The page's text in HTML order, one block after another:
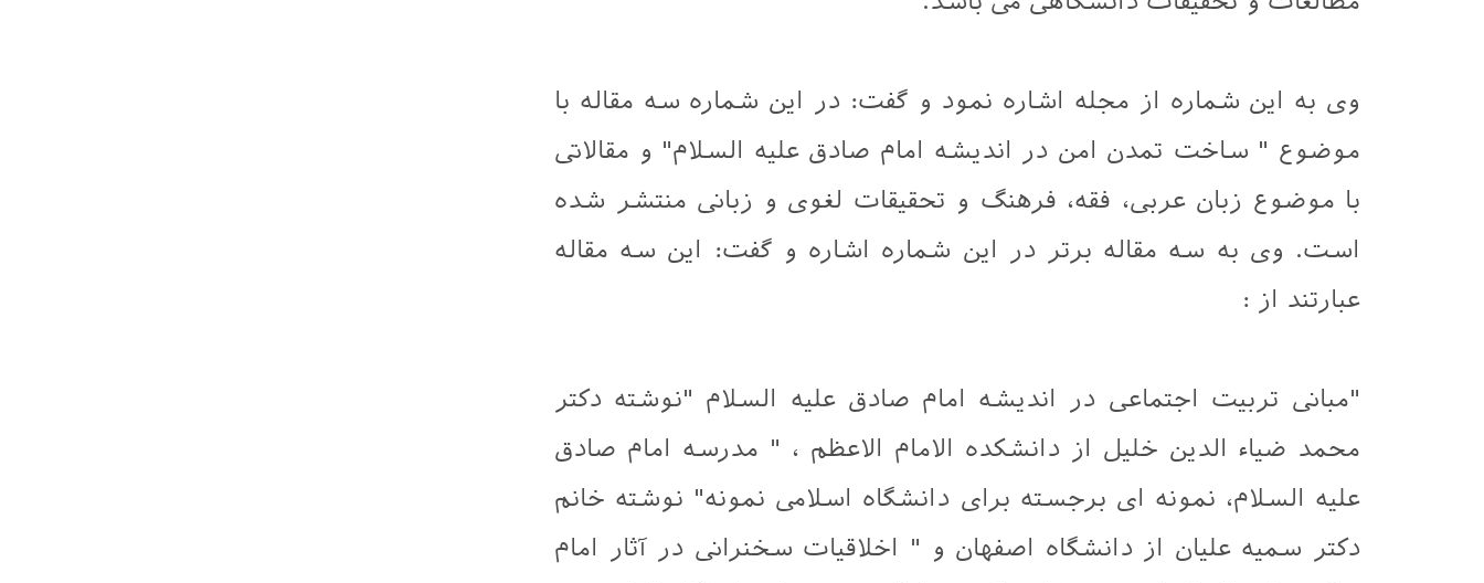
وی به این شماره از مجله اشاره نمود و گفت: در این شماره سه مقاله با
موضوع " ساخت تمدن امن در اندیشه امام صادق علیه السلام" و مقالاتی
با موضوع زبان عربی، فقه، فرهنگ و تحقیقات لغوی و زبانی منتشر شده
است. وی به سه مقاله برتر در این شماره اشاره و گفت: این سه مقاله
عبارتند از :
"مبانی تربیت اجتماعی در اندیشه امام صادق علیه السلام "نوشته دکتر
محمد ضیاء الدین خلیل از دانشکده الامام الاعظم ، " مدرسه امام صادق
علیه السلام، نمونه ای برجسته برای دانشگاه اسلامی نمونه" نوشته خانم
دکتر سمیه علیان از دانشگاه اصفهان و " اخلاقیات سخنرانی در آثار امام